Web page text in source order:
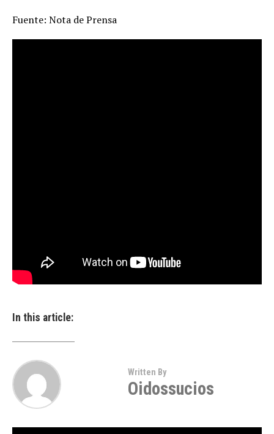
Fuente: Nota de Prensa
In this article:
Written By
Oidossucios